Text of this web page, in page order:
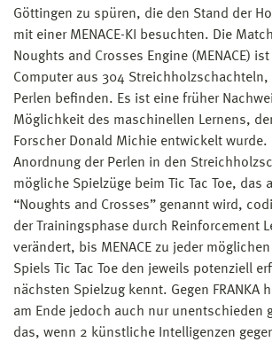
Göttingen zu spüren, die den Stand der
mit einer MENACE-KI besuchten. Die
Noughts and Crosses Engine (MENACE)
Computer aus 304
Perlen befinden. Es ist eine früher
Möglichkeit des maschinellen Lernens,
Forscher Donald Michie entwickelt wurde.
Anordnung der Perlen in den
mögliche Spielzüge beim Tic Tac Toe, das
“Noughts and Crosses” genannt wird,
der Trainingsphase durch Reinforcement
verändert, bis MENACE zu jeder
Spiels Tic Tac Toe den jeweils potenziell
nächsten Spielzug kennt. Gegen FRANKA
am Ende jedoch auch nur unentschieden
das, wenn 2 künstliche Intelligenzen